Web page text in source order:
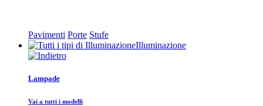
Pavimenti Porte Stufe
Illuminazione
Lampade
Vai a tutti i modelli